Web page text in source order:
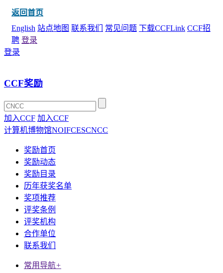
返回首页
English 站点地图 联系我们 常见问题 下载CCFLink CCF招
聘 登录
登录
CCF奖励
加入CCF 加入CCF
计算机博物馆NOIFCESCNCC
奖励首页
奖励动态
奖励目录
历年获奖名单
奖项推荐
评奖条例
评奖机构
合作单位
联系我们
常用导航+